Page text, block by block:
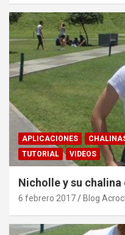
APLICACIONES
TUTORIAL
VIDEOS
Nicholle y su chalina
6 febrero 2017 Blog